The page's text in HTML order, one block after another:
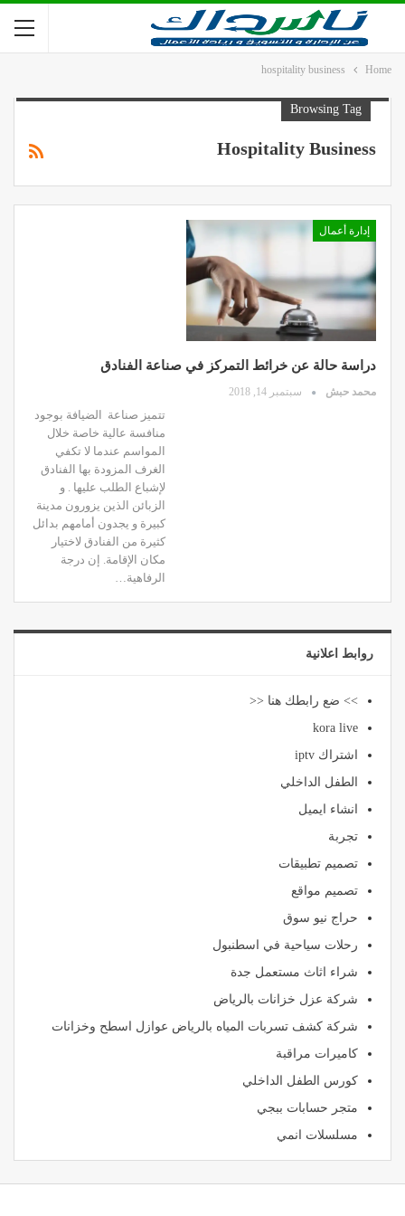
Home
hospitality business
Browsing Tag
Hospitality Business
إدارة أعمال
دراسة حالة عن خرائط التمركز في صناعة الفنادق
محمد حبش سبتمبر 14, 2018
تتميز صناعة الضيافة بوجود
منافسة عالية خاصة خلال
المواسم عندما لا تكفي
الغرف المزودة بها الفنادق
لإشباع الطلب عليها . و
الزبائن الذين يزورون مدينة
كبيرة و يجدون أمامهم بدائل
كثيرة من الفنادق لاختيار
مكان الإقامة. إن درجة
الرفاهية…
روابط اعلانية
>> ضع رابطك هنا <<
kora live
اشتراك iptv
الطفل الداخلي
انشاء ايميل
تجربة
تصميم تطبيقات
تصميم مواقع
حراج نيو سوق
رحلات سياحية في اسطنبول
شراء اثاث مستعمل جدة
شركة عزل خزانات بالرياض
شركة كشف تسربات المياه بالرياض عوازل اسطح وخزانات
كاميرات مراقبة
كورس الطفل الداخلي
متجر حسابات ببجي
مسلسلات انمي